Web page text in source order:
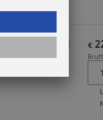
Point Bndl €